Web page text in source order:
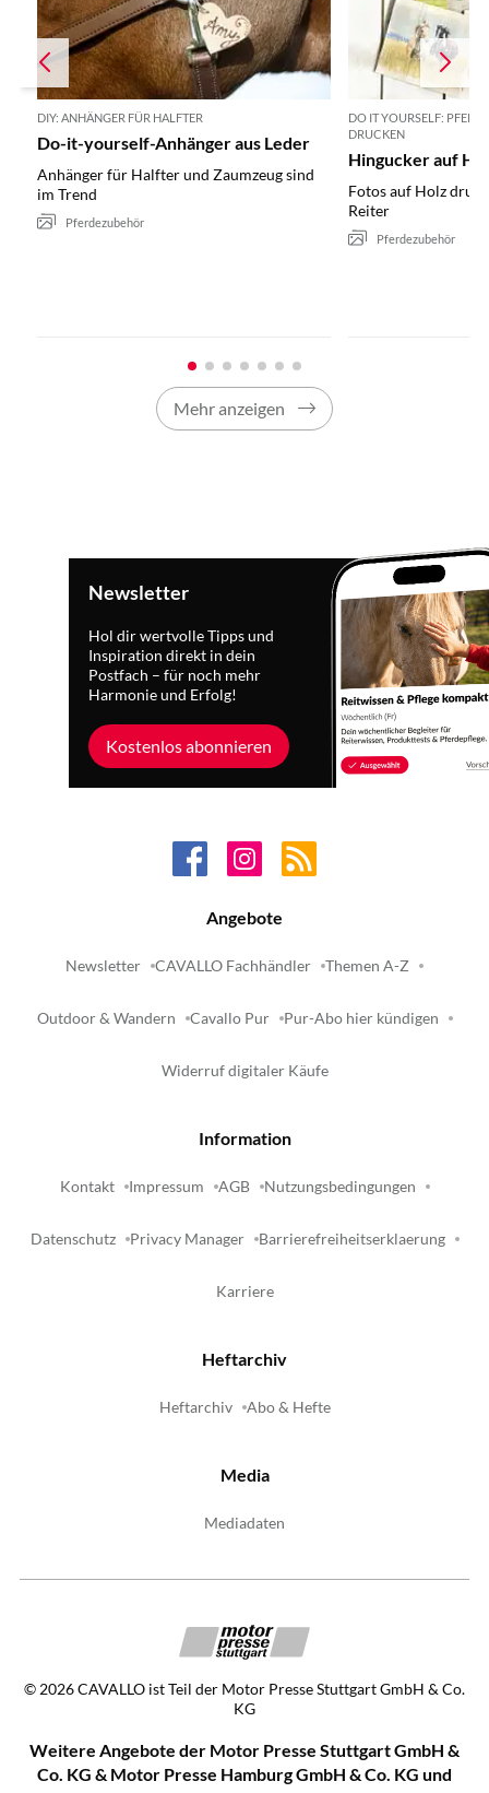
DIY: ANHÄNGER FÜR HALFTER
Do-it-yourself-Anhänger aus Leder
Anhänger für Halfter und Zaumzeug sind
im Trend
Pferdezubehör
DO IT YOURSELF:
DRUCKEN
Hingucker auf
Fotos auf Holz
Reiter
Pferdezubehör
Mehr anzeigen
Newsletter
Hol dir wertvolle Tipps und
Inspiration direkt in dein
Postfach – für noch mehr
Harmonie und Erfolg!
Kostenlos abonnieren
Angebote
Newsletter CAVALLO Fachhändler Themen A-Z
Outdoor & Wandern Cavallo Pur Pur-Abo hier kündigen
Widerruf digitaler Käufe
Information
Kontakt Impressum AGB Nutzungsbedingungen
Datenschutz Privacy Manager Barrierefreiheitserklaerung
Karriere
Heftarchiv
Heftarchiv Abo & Hefte
Media
Mediadaten
© 2026CAVALLO ist Teil der Motor Presse Stuttgart GmbH & Co.
KG
Weitere Angebote der Motor Presse Stuttgart GmbH &
Co. KG & Motor Presse Hamburg GmbH & Co. KG und